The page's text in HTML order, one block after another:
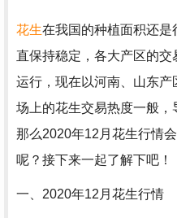
花生在我国的种植面积还是
直保持稳定，各大产区的
运行，现在以河南、山东
场上的花生交易热度一般，
那么2020年12月花生行情
呢？接下来一起了解下吧！
一、2020年12月花生行情